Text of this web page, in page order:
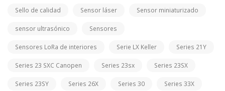
Sello de calidad Sensor láser Sensor miniaturizado
sensor ultrasónico Sensores
Sensores LoRa de interiores Serie LX Keller Series 21Y
Series 23 SXC Canopen Series 23sx Series 23SX
Series 23SY Series 26X Series 30 Series 33X